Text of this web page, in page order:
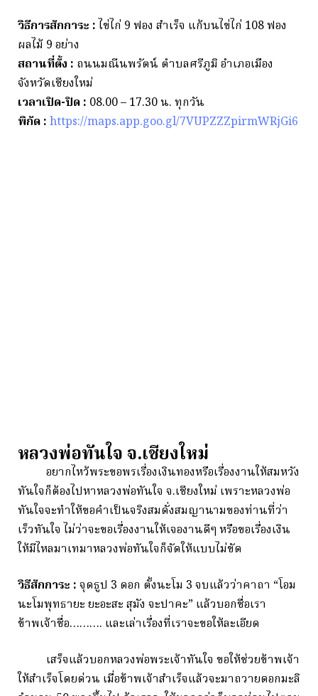
วิธีการสักการะ : ไข่ไก่ 9 ฟอง สำเร็จ แก้บนไข่ไก่ 108 ฟอง
ผลไม้ 9 อย่าง
สถานที่ตั้ง : ถนนมณีนพรัตน์ ตำบลศรีภูมิ อำเภอเมือง
จังหวัดเชียงใหม่
เวลาเปิด-ปิด : 08.00 – 17.30 น. ทุกวัน
พิกัด :https://maps.app.goo.gl/7VUPZZZpirmWRjGi6
หลวงพ่อทันใจ จ.เชียงใหม่
อยากไหว้พระขอพรเรื่องเงินทองหรือเรื่องงานให้สมหวัง
ทันใจก็ต้องไปหาหลวงพ่อทันใจ จ.เชียงใหม่ เพราะหลวงพ่อ
ทันใจจะทำให้ขอคำเป็นจริงสมดั่งสมญานามของท่านที่ว่า
เร็วทันใจ ไม่ว่าจะขอเรื่องงานให้เจองานดีๆ หรือขอเรื่องเงิน
ให้มีไหลมาเทมาหลวงพ่อทันใจก็จัดให้แบบไม่ขัด
วิธีสักการะ :จุดธูป 3 ดอก ตั้งนะโม 3 จบแล้วว่าคาถา “โอม
นะโมพุทธายะ ยะอะสะ สุมัง จะปาคะ” แล้วบอกชื่อเรา
ข้าพเจ้าชื่อ………. และเล่าเรื่องที่เราจะขอให้ละเอียด
เสร็จแล้วบอกหลวงพ่อพระเจ้าทันใจ ขอให้ช่วยข้าพเจ้า
ให้สำเร็จโดยด่วน เมื่อข้าพเจ้าสำเร็จแล้วจะมาถวายดอกมะลิ